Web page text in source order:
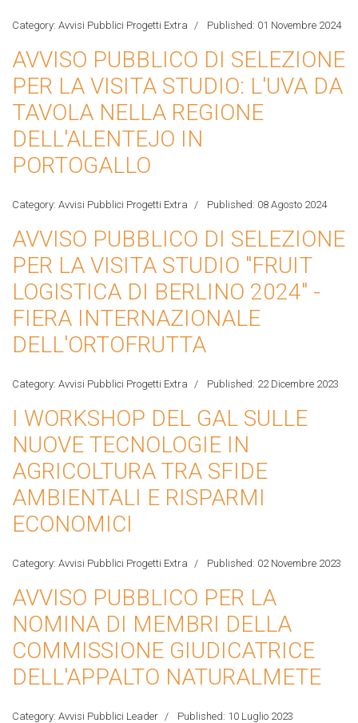
Category: Avvisi Pubblici Progetti Extra Published: 01 Novembre 2024
AVVISO PUBBLICO DI SELEZIONE
PER LA VISITA STUDIO: L'UVA DA
TAVOLA NELLA REGIONE
DELL'ALENTEJO IN
PORTOGALLO
Category: Avvisi Pubblici Progetti Extra Published: 08 Agosto 2024
AVVISO PUBBLICO DI SELEZIONE
PER LA VISITA STUDIO "FRUIT
LOGISTICA DI BERLINO 2024" -
FIERA INTERNAZIONALE
DELL'ORTOFRUTTA
Category: Avvisi Pubblici Progetti Extra Published: 22 Dicembre 2023
I WORKSHOP DEL GAL SULLE
NUOVE TECNOLOGIE IN
AGRICOLTURA TRA SFIDE
AMBIENTALI E RISPARMI
ECONOMICI
Category: Avvisi Pubblici Progetti Extra Published: 02 Novembre 2023
AVVISO PUBBLICO PER LA
NOMINA DI MEMBRI DELLA
COMMISSIONE GIUDICATRICE
DELL'APPALTO NATURALMETE
Category: Avvisi Pubblici Leader Published: 10 Luglio 2023